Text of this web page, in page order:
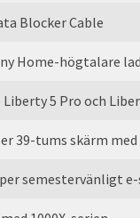
Blocker Cable
Home-högtalare
Liberty 5 Pro och
39-tums skärm
semestervänligt